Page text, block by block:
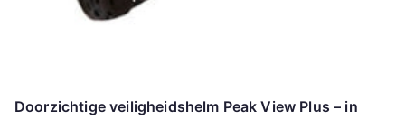
Doorzichtige veiligheidshelm Peak View Plus – in